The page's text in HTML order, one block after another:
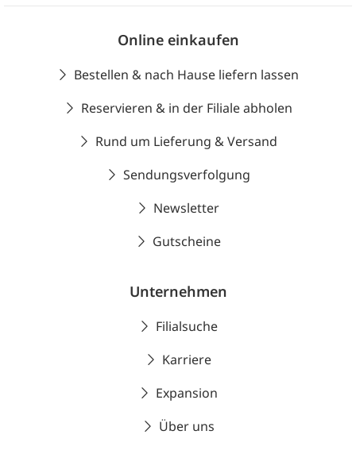
Online einkaufen
Bestellen & nach Hause liefern lassen
Reservieren & in der Filiale abholen
Rund um Lieferung & Versand
Sendungsverfolgung
Newsletter
Gutscheine
Unternehmen
Filialsuche
Karriere
Expansion
Über uns